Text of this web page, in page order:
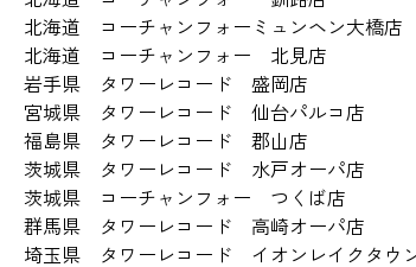
北海道 コーチャンフォーミュンヘン大橋店
北海道 コーチャンフォー 北見店
岩手県 タワーレコード 盛岡店
宮城県 タワーレコード 仙台パルコ店
福島県 タワーレコード 郡山店
茨城県 タワーレコード 水戸オーパ店
茨城県 コーチャンフォー つくば店
群馬県 タワーレコード 高崎オーパ店
埼玉県 タワーレコード イオンレイクタウ